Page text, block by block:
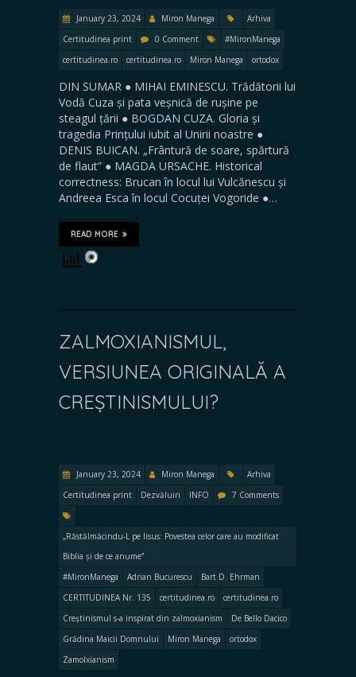
January 23, 2024 Miron Manega
Arhiva
Certitudinea print
0 Comment
#MironManega
certitudinea.ro
certitudinea.ro Miron Manega ortodox
DIN SUMAR ● MIHAI EMINESCU. Trădătorii lui
Vodă Cuza și pata veșnică de rușine pe
steagul țării ● BOGDAN CUZA. Gloria și
tragedia Prințului iubit al Unirii noastre ●
DENIS BUICAN. „Frântură de soare, spărtură
de flaut” ● MAGDA URSACHE. Historical
correctness: Brucan în locul lui Vulcănescu și
Andreea Esca în locul Cocuței Vogoride ●…
READ MORE
ZALMOXIANISMUL,
VERSIUNEA ORIGINALĂ A
CREȘTINISMULUI?
January 23, 2024 Miron Manega
Arhiva
Certitudinea print
Dezvăluiri INFO 7 Comments
„Răstălmăcindu-L pe Iisus: Povestea celor care au modificat
Biblia și de ce anume”
#MironManega
Adrian Bucurescu
Bart D. Ehrman
CERTITUDINEA Nr. 135
certitudinea.ro
certitudinea.ro
Creștinismul s-a inspirat din zalmoxianism
De Bello Dacico
Grădina Maicii Domnului
Miron Manega
ortodox
Zamolxianism